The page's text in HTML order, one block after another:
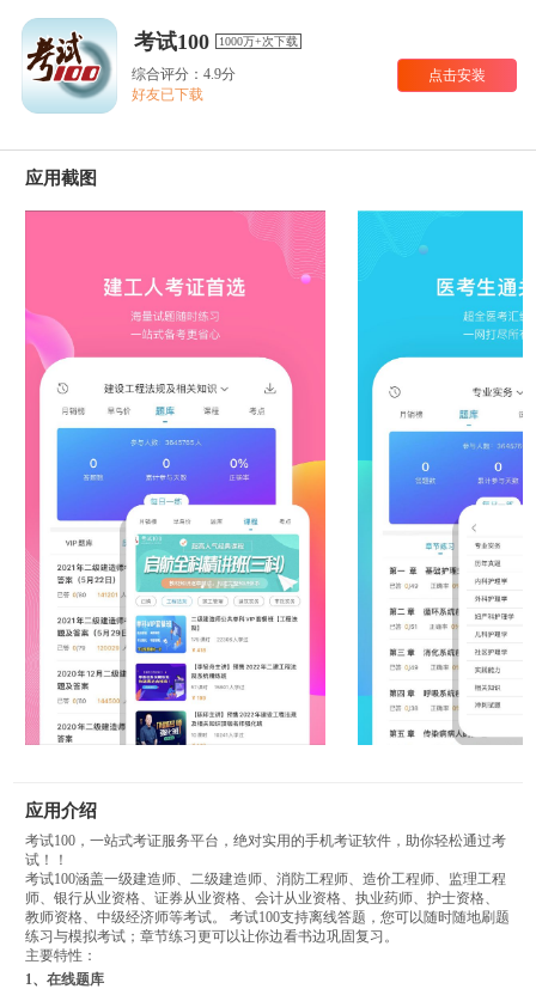
考试100 1000万+次下载
综合评分：4.9分
好友已下载
点击安装
应用截图
应用介绍
考试100，一站式考证服务平台，绝对实用的手机考证软件，助你轻松通过考
试！！
考试100涵盖一级建造师、二级建造师、消防工程师、造价工程师、监理工程
师、银行从业资格、证券从业资格、会计从业资格、执业药师、护士资格、
教师资格、中级经济师等考试。 考试100支持离线答题，您可以随时随地刷题
练习与模拟考试；章节练习更可以让你边看书边巩固复习。
主要特性：
1、在线题库